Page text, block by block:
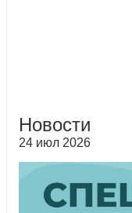
Новости
24 июл 2026